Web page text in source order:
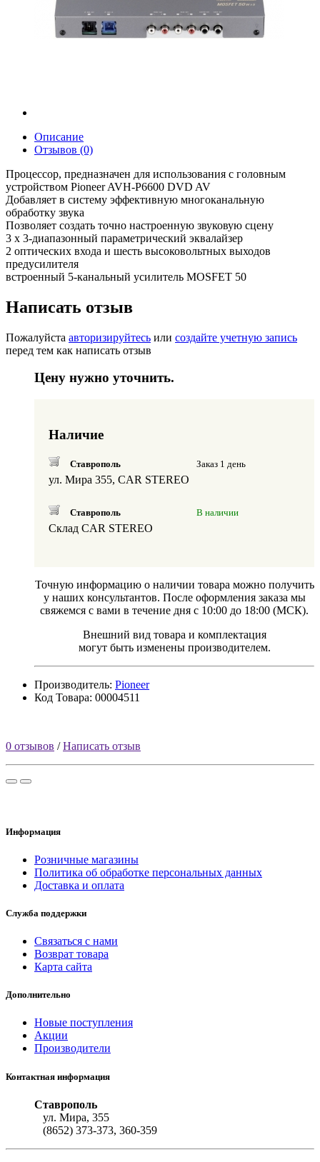
Описание
Отзывов (0)
Процессор, предназначен для использования с головным
устройством Pioneer AVH-P6600 DVD AV
Добавляет в систему эффективную многоканальную
обработку звука
Позволяет создать точно настроенную звуковую сцену
3 х 3-диапазонный параметрический эквалайзер
2 оптических входа и шесть высоковольтных выходов
предусилителя
встроенный 5-канальный усилитель MOSFET 50
Написать отзыв
Пожалуйста авторизируйтесь или создайте учетную запись
перед тем как написать отзыв
Цену нужно уточнить.
Наличие
Ставрополь Заказ 1 день
ул. Мира 355, CAR STEREO
Ставрополь В наличии
Склад CAR STEREO
Точную информацию о наличии товара можно получить
у наших консультантов. После оформления заказа мы
свяжемся с вами в течение дня с 10:00 до 18:00 (МСК).
Внешний вид товара и комплектация
могут быть изменены производителем.
Производитель: Pioneer
Код Товара: 00004511
0 отзывов /Написать отзыв
Информация
Розничные магазины
Политика об обработке персональных данных
Доставка и оплата
Служба поддержки
Связаться с нами
Возврат товара
Карта сайта
Дополнительно
Новые поступления
Акции
Производители
Контактная информация
Ставрополь
ул. Мира, 355
(8652) 373-373, 360-359